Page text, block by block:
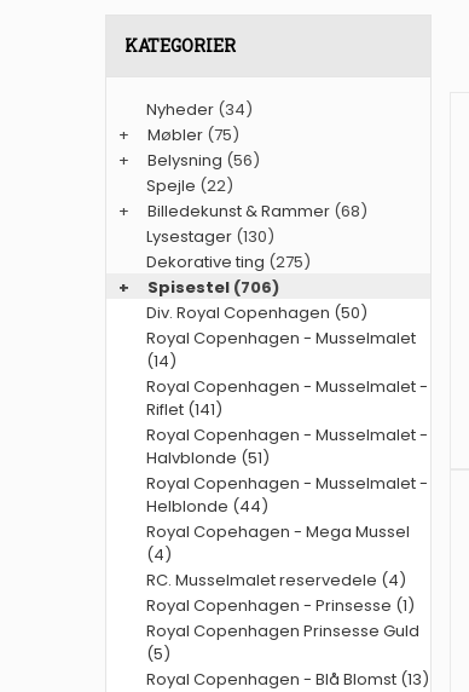
KATEGORIER
Nyheder (34)
+
Møbler (75)
+
Belysning (56)
Spejle (22)
+
Billedekunst & Rammer (68)
Lysestager (130)
Dekorative ting (275)
+
Spisestel (706)
Div. Royal Copenhagen (50)
Royal Copenhagen - Musselmalet
(14)
Royal Copenhagen - Musselmalet -
Riflet (141)
Royal Copenhagen - Musselmalet -
Halvblonde (51)
Royal Copenhagen - Musselmalet -
Helblonde (44)
Royal Copehagen - Mega Mussel
(4)
RC. Musselmalet reservedele (4)
Royal Copenhagen - Prinsesse (1)
Royal Copenhagen Prinsesse Guld
(5)
Royal Copenhagen - Blå Blomst (13)